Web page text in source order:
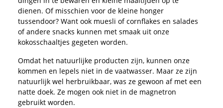
dienen. Of misschien voor de kleine honger
tussendoor? Want ook muesli of cornflakes en salades
of andere snacks kunnen met smaak uit onze
kokosschaaltjes gegeten worden.
Omdat het natuurlijke producten zijn, kunnen onze
kommen en lepels niet in de vaatwasser. Maar ze zijn
natuurlijk wel herbruikbaar, was ze gewoon af met een
natte doek. Ze mogen ook niet in de magnetron
gebruikt worden.